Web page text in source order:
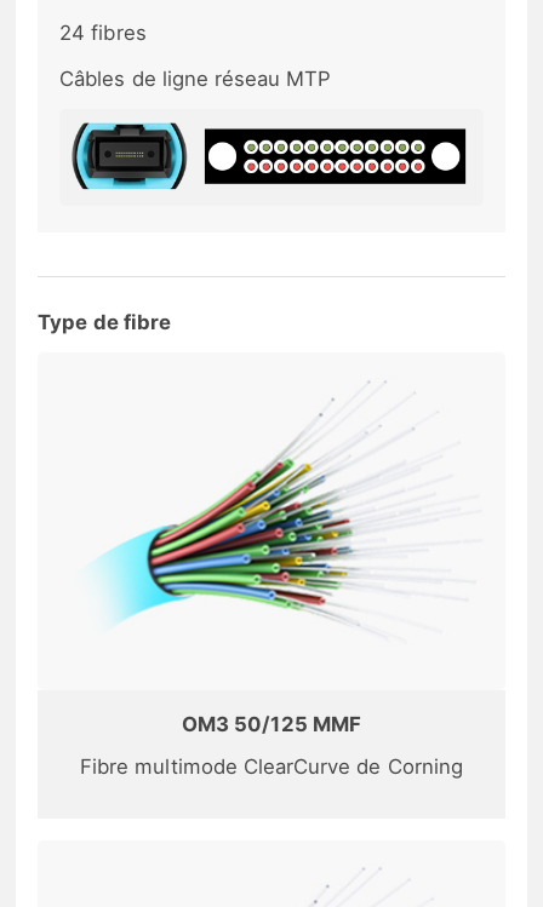
24 fibres
Câbles de ligne réseau MTP
Type de fibre
OM3 50/125 MMF
Fibre multimode ClearCurve de Corning